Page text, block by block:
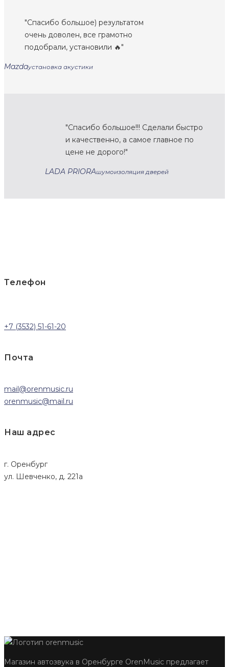
Спасибо большое) результатом
очень доволен, все грамотно
подобрали, установили 🔥
Mazdaустановка акустики
Спасибо большое!!! Сделали быстро
и качественно, а самое главное по
цене не дорого!
LADA PRIORAшумоизоляция дверей
Телефон
+7 (3532) 51-61-20
Почта
mail@orenmusic.ru
orenmusic@mail.ru
Наш адрес
г. Оренбург
ул. Шевченко, д. 221а
Магазин автозвука в Оренбурге OrenMusic предлагает